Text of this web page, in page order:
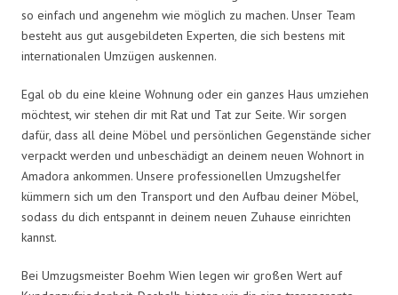
so einfach und angenehm wie möglich zu machen. Unser Team
besteht aus gut ausgebildeten Experten, die sich bestens mit
internationalen Umzügen auskennen.
Egal ob du eine kleine Wohnung oder ein ganzes Haus umziehen
möchtest, wir stehen dir mit Rat und Tat zur Seite. Wir sorgen
dafür, dass all deine Möbel und persönlichen Gegenstände sicher
verpackt werden und unbeschädigt an deinem neuen Wohnort in
Amadora ankommen. Unsere professionellen Umzugshelfer
kümmern sich um den Transport und den Aufbau deiner Möbel,
sodass du dich entspannt in deinem neuen Zuhause einrichten
kannst.
Bei Umzugsmeister Boehm Wien legen wir großen Wert auf